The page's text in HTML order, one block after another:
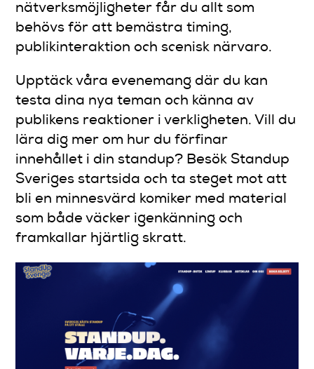
nätverksmöjligheter får du allt som
behövs för att bemästra timing,
publikinteraktion och scenisk närvaro.
Upptäck våra evenemang där du kan
testa dina nya teman och känna av
publikens reaktioner i verkligheten. Vill du
lära dig mer om hur du förfinar
innehållet i din standup? Besök Standup
Sveriges startsida och ta steget mot att
bli en minnesvärd komiker med material
som både väcker igenkänning och
framkallar hjärtlig skratt.